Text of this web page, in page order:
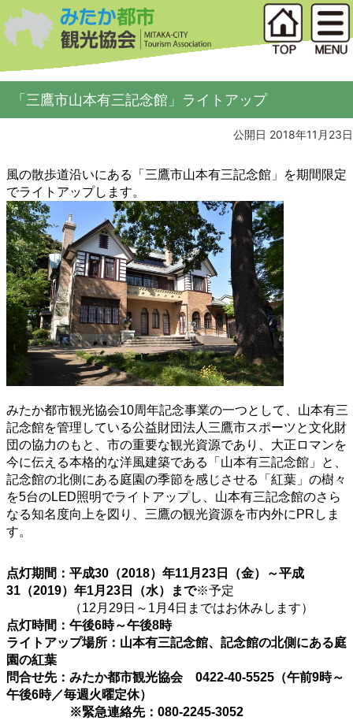
「三鷹市山本有三記念館」ライトアップ
公開日 2018年11月23日
風の散歩道沿いにある「三鷹市山本有三記念館」を期間限定
でライトアップします。
みたか都市観光協会10周年記念事業の一つとして、山本有三
記念館を管理している公益財団法人三鷹市スポーツと文化財
団の協力のもと、市の重要な観光資源であり、大正ロマンを
今に伝える本格的な洋風建築である「山本有三記念館」と、
記念館の北側にある庭園の季節を感じさせる「紅葉」の樹々
を5台のLED照明でライトアップし、山本有三記念館のさら
なる知名度向上を図り、三鷹の観光資源を市内外にPRしま
す。
点灯期間：平成30（2018）年11月23日（金）～平成
31（2019）年1月23日（水）まで※予定
（12月29日～1月4日まではお休みします）
点灯時間：午後6時～午後8時
ライトアップ場所：山本有三記念館、記念館の北側にある庭
園の紅葉
問合せ先：みたか都市観光協会 0422-40-5525（午前9時～
午後6時／毎週火曜定休）
※緊急連絡先：080-2245-3052